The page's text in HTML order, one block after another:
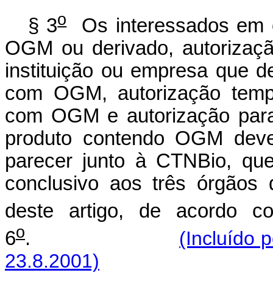
§ 3oOs interessados em
OGM ou derivado,
instituição ou empresa que
com OGM, autorização
com OGM e autorização
produto contendo OGM
parecer junto à CTNBio,
conclusivo aos três
deste artigo, de acordo
6o. (Incluído
23.8.2001)